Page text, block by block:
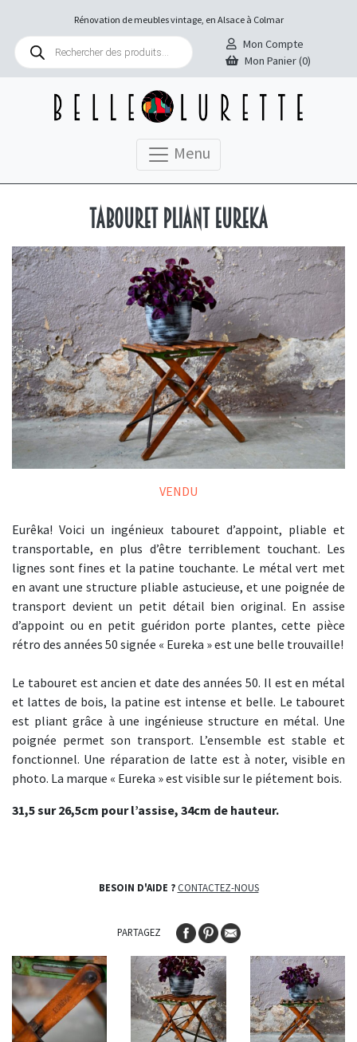
Rénovation de meubles vintage, en Alsace à Colmar
Recherche
produits
Mon Compte
Mon Panier (0)
Menu
Tabouret pliant Eureka
VENDU
Eurêka! Voici un ingénieux tabouret d’appoint, pliable et
transportable, en plus d’être terriblement touchant. Les
lignes sont fines et la patine touchante. Le métal vert met
en avant une structure pliable astucieuse, et une poignée de
transport devient un petit détail bien original. En assise
d’appoint ou en petit guéridon porte plantes, cette pièce
rétro des années 50 signée « Eureka » est une belle trouvaille!
Le tabouret est ancien et date des années 50. Il est en métal
et lattes de bois, la patine est intense et belle. Le tabouret
est pliant grâce à une ingénieuse structure en métal. Une
poignée permet son transport. L’ensemble est stable et
fonctionnel. Une réparation de latte est à noter, visible en
photo. La marque « Eureka » est visible sur le piétement bois.
31,5 sur 26,5cm pour l’assise, 34cm de hauteur.
BESOIN D'AIDE ? CONTACTEZ-NOUS
PARTAGEZ